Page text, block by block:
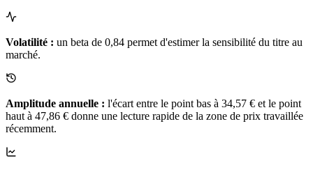
Volatilité : un beta de 0,84 permet d'estimer la sensibilité du titre au
marché.
Amplitude annuelle : l'écart entre le point bas à 34,57 € et le point
haut à 47,86 € donne une lecture rapide de la zone de prix travaillée
récemment.